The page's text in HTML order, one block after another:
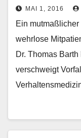
MAI 1, 2016
Ein
wehrlose
Dr. Thomas
verschweigt